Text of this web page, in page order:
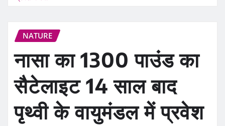
NATURE
नासा का 1300 पाउंड का
सैटेलाइट 14 साल बाद
पृथ्वी के वायुमंडल में प्रवेश